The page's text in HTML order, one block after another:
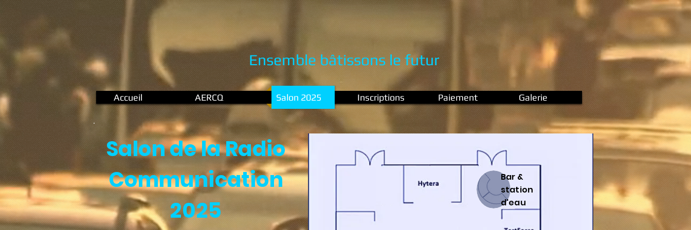
Ensemble bâtissons le futur
Accueil AERCQ Salon 2025 Inscriptions Paiement Galerie
Salon de la Radio
Communication
2025
Bar &
station
d'eau